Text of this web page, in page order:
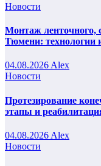
Новости
Монтаж ленточного,
Тюмени: технологии
04.08.2026 Alex
Новости
Протезирование
этапы и
04.08.2026 Alex
Новости